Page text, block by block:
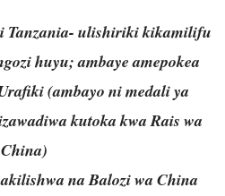
Tanzania- ulishiriki kikamilifu
huyu; ambaye amepokea
(ambayo ni medali ya
kutoka kwa Rais wa
China)
na Balozi wa China